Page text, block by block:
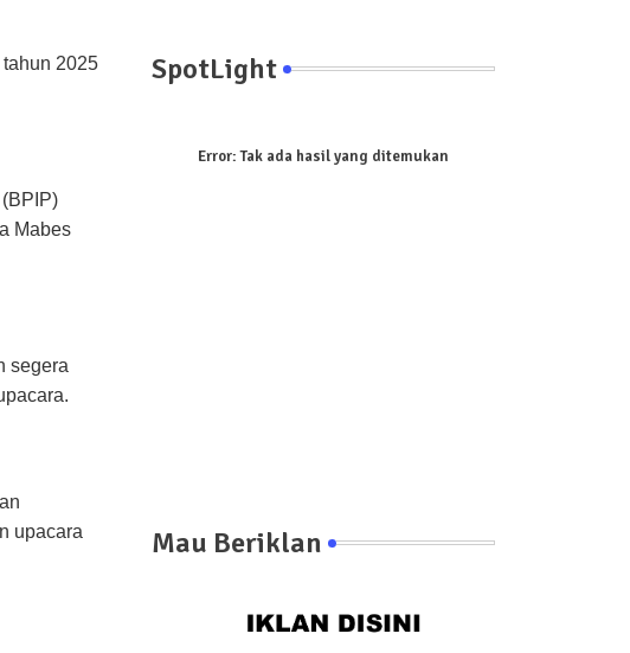
2025
Mabes
segera
upacara
SpotLight
Error:Tak ada hasil yang ditemukan
Mau Beriklan